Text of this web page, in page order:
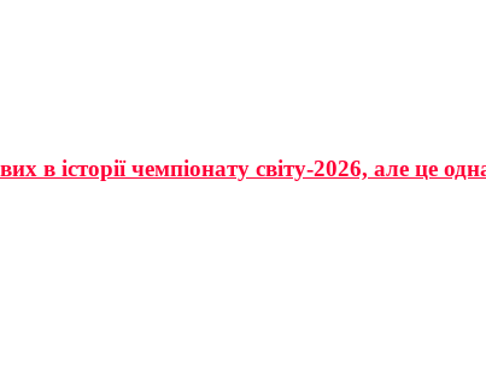
в історії чемпіонату світу-2026, але це